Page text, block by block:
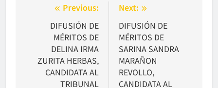
Navegación
entradas
Previous:
DIFUSIÓN DE
MÉRITOS DE
DELINA IRMA
ZURITA HERBAS,
CANDIDATA AL
TRIBUNAL
Next:
DIFUSIÓN DE
MÉRITOS DE
SARINA SANDRA
MARAÑON
REVOLLO,
CANDIDATA AL